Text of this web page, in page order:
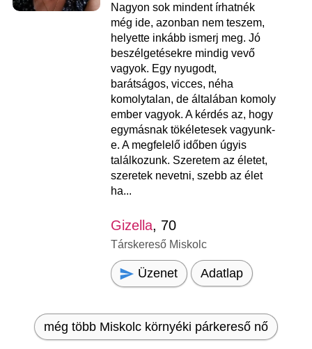
Nagyon sok mindent írhatnék
még ide, azonban nem teszem,
helyette inkább ismerj meg. Jó
beszélgetésekre mindig vevő
vagyok. Egy nyugodt,
barátságos, vicces, néha
komolytalan, de általában komoly
ember vagyok. A kérdés az, hogy
egymásnak tökéletesek vagyunk-
e. A megfelelő időben úgyis
találkozunk. Szeretem az életet,
szeretek nevetni, szebb az élet
ha...
Gizella, 70
Társkereső Miskolc
Üzenet Adatlap
még több Miskolc környéki párkereső nő